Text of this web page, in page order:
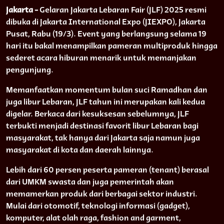
Jakarta - Gelaran Jakarta Lebaran Fair (JLF) 2025 resmi
dibuka di Jakarta International Expo (JIEXPO), Jakarta
Pusat, Rabu (19/3). Event yang berlangsung selama 19
hari itu bakal menampilkan pameran multiproduk hingga
sederet acara hiburan menarik untuk memanjakan
pengunjung.
Memanfaatkan momentum bulan suci Ramadhan dan
juga libur Lebaran, JLF tahun ini merupakan kali kedua
digelar. Berkaca dari kesuksesan sebelumnya, JLF
terbukti menjadi destinasi favorit libur Lebaran bagi
masyarakat, tak hanya dari Jakarta saja namun juga
masyarakat di kota dan daerah lainnya.
Lebih dari 60 persen peserta pameran (tenant) berasal
dari UMKM swasta dan juga pemerintah akan
memamerkan produk dari berbagai sektor industri.
Mulai dari otomotif, teknologi informasi (gadget),
komputer, alat olah raga, fashion and garment,